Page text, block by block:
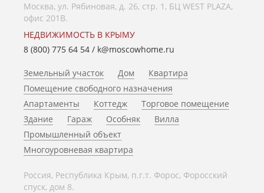
Москва, ул. Рябиновая, д. 26, стр. 1, БЦ WEST PLAZA,
офис 201В.
НЕДВИЖИМОСТЬ В КРЫМУ
8 (800) 775 64 54 / k@moscowhome.ru
Земельный участок Дом
Квартира
Помещение свободного назначения
Апартаменты
Коттедж
Торговое помещение
Здание
Гараж Особняк
Вилла
Промышленный объект
Многоуровневая квартира
Россия, Республика Крым, п.г.т. Форос, Форосский
спуск, дом 8.